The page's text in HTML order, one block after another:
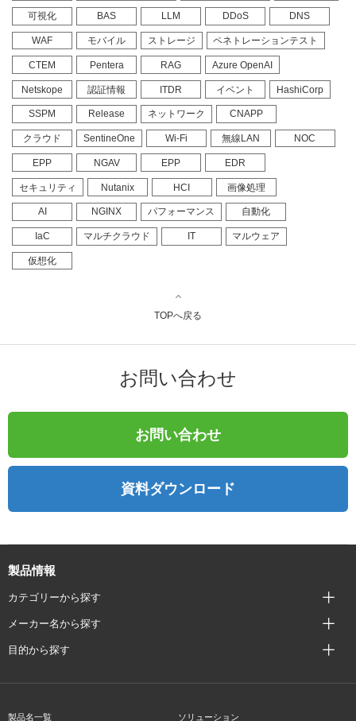
可視化 BAS LLM DDoS DNS
WAF モバイル ストレージ ペネトレーションテスト
CTEM Pentera RAG Azure OpenAI
Netskope 認証情報 ITDR イベント HashiCorp
SSPM Release ネットワーク CNAPP
クラウド SentineOne Wi-Fi 無線LAN NOC
EPP NGAV EPP EDR
セキュリティ Nutanix HCI 画像処理
AI NGINX パフォーマンス 自動化
IaC マルチクラウド IT マルウェア
仮想化
TOPへ戻る
お問い合わせ
お問い合わせ
資料ダウンロード
製品情報
カテゴリーから探す
メーカー名から探す
目的から探す
製品名一覧 ソリューション